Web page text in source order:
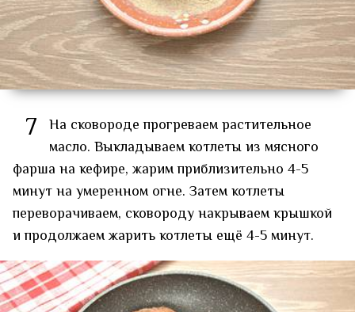
7 На сковороде прогреваем растительное
масло. Выкладываем котлеты из мясного
фарша на кефире, жарим приблизительно 4-5
минут на умеренном огне. Затем котлеты
переворачиваем, сковороду накрываем крышкой
и продолжаем жарить котлеты ещё 4-5 минут.